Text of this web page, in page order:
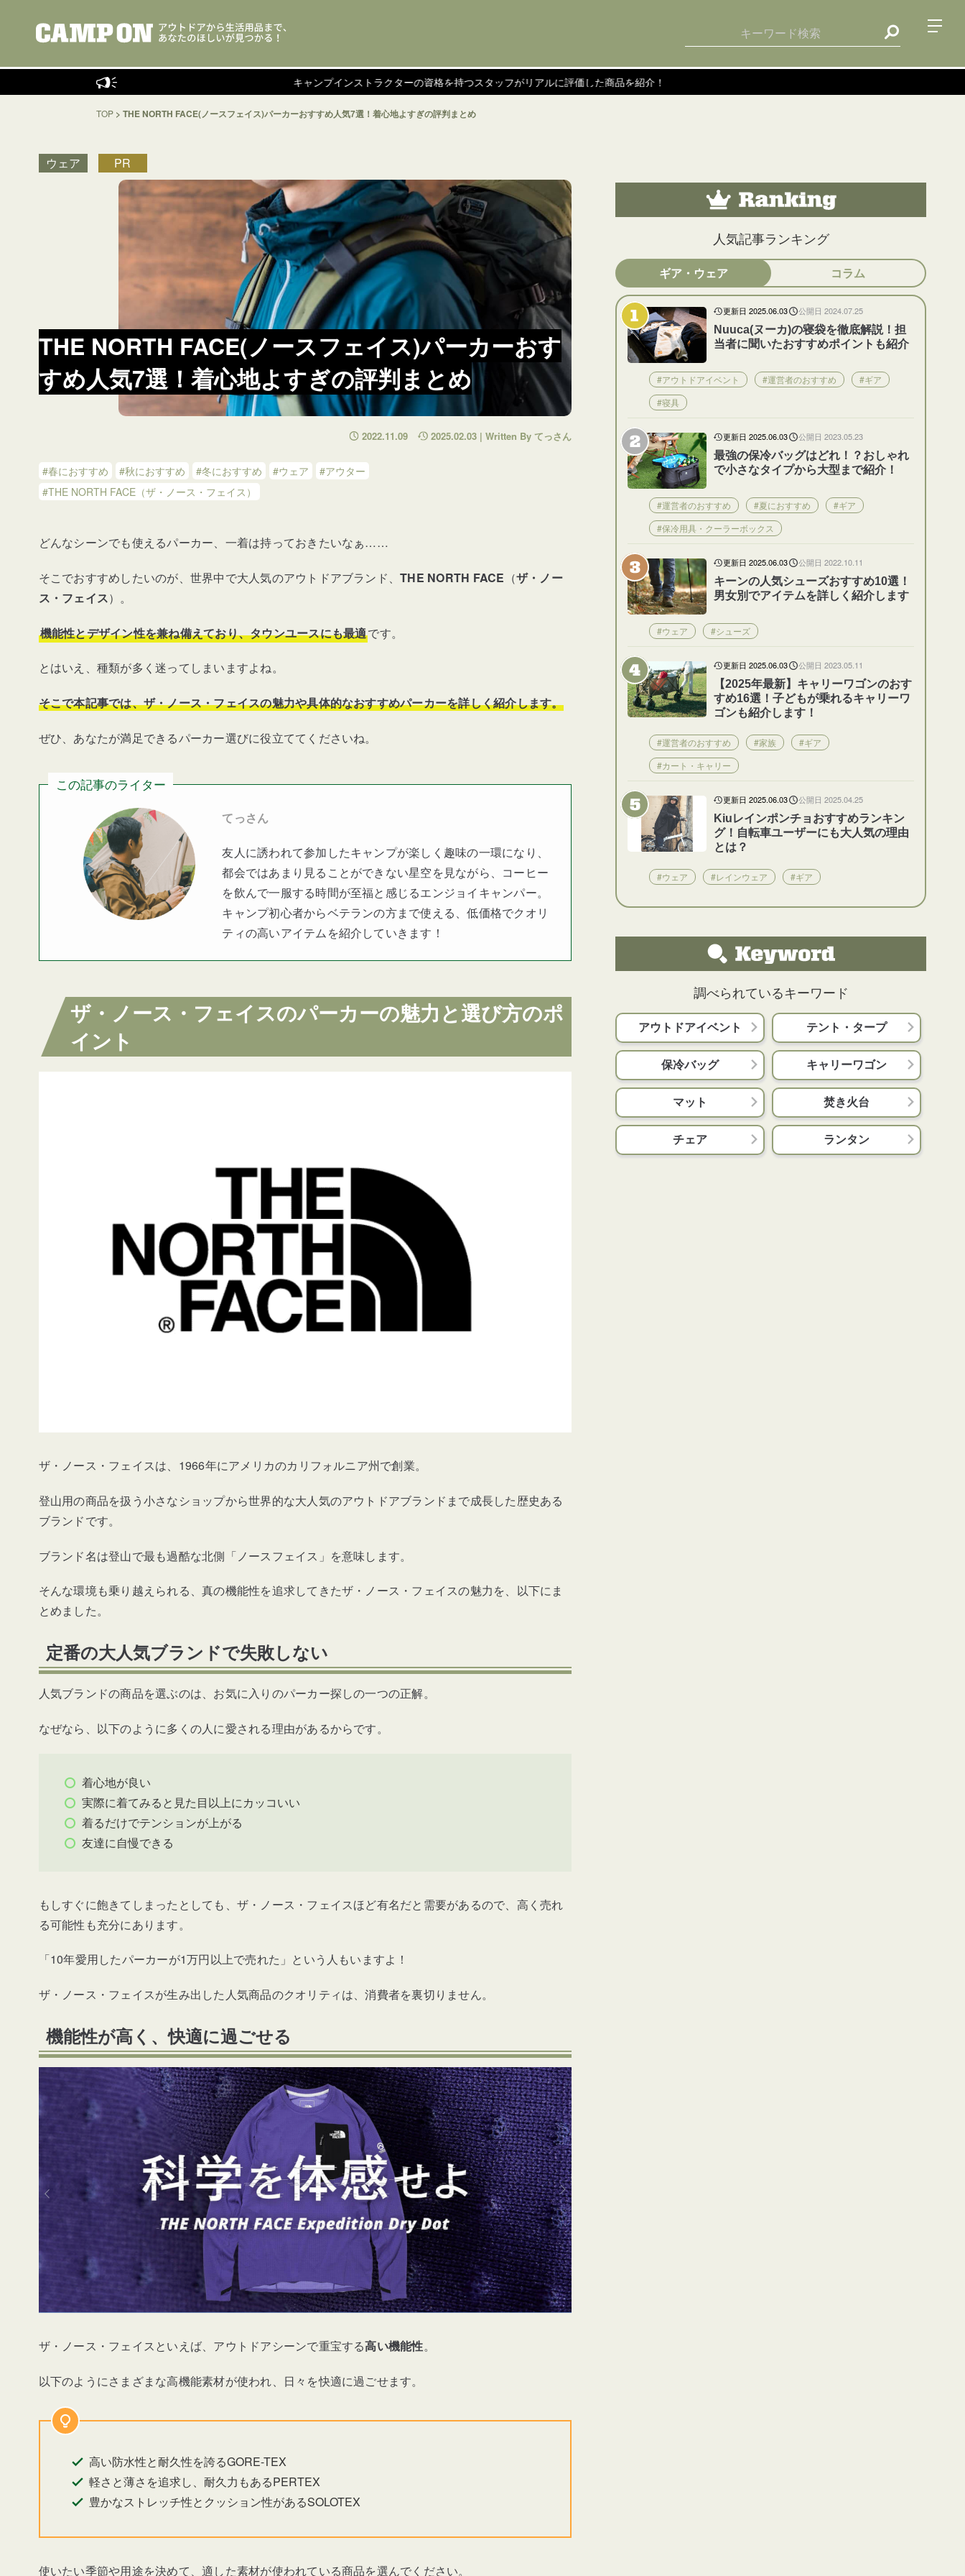
キャンプインストラクターの資格を持つスタッフがリアルに評価した商品を紹介！
TOP >THE NORTH FACE(ノースフェイス)パーカーおすすめ人気7選！着心地よすぎの評判まとめ
ウェア PR
THE NORTH FACE(ノースフェイス)パーカーおす
すめ人気7選！着心地よすぎの評判まとめ
2022.11.09 2025.02.03 | Written By てっさん
#春におすすめ #秋におすすめ #冬におすすめ #ウェア
#アウター
#THE NORTH FACE（ザ・ノース・フェイス）
どんなシーンでも使えるパーカー、一着は持っておきたいなぁ……
そこでおすすめしたいのが、世界中で大人気のアウトドアブランド、THE NORTH FACE （ザ・ノー
ス・フェイス）。
機能性とデザイン性を兼ね備えており、タウンユースにも最適です。
とはいえ、種類が多く迷ってしまいますよね。
そこで本記事では、ザ・ノース・フェイスの魅力や具体的なおすすめパーカーを詳しく紹介します。
ぜひ、あなたが満足できるパーカー選びに役立ててくださいね。
この記事のライター
てっさん
友人に誘われて参加したキャンプが楽しく趣味の一環になり、
都会ではあまり見ることができない星空を見ながら、コーヒー
を飲んで一服する時間が至福と感じるエンジョイキャンパー。
キャンプ初心者からベテランの方まで使える、低価格でクオリ
ティの高いアイテムを紹介していきます！
ザ・ノース・フェイスのパーカーの魅力と選び方のポ
イント
ザ・ノース・フェイスは、1966年にアメリカのカリフォルニア州で創業。
登山用の商品を扱う小さなショップから世界的な大人気のアウトドアブランドまで成長した歴史ある
ブランドです。
ブランド名は登山で最も過酷な北側「ノースフェイス」を意味します。
そんな環境も乗り越えられる、真の機能性を追求してきたザ・ノース・フェイスの魅力を、以下にま
とめました。
定番の大人気ブランドで失敗しない
人気ブランドの商品を選ぶのは、お気に入りのパーカー探しの一つの正解。
なぜなら、以下のように多くの人に愛される理由があるからです。
着心地が良い
実際に着てみると見た目以上にカッコいい
着るだけでテンションが上がる
友達に自慢できる
もしすぐに飽きてしまったとしても、ザ・ノース・フェイスほど有名だと需要があるので、高く売れ
る可能性も充分にあります。
「10年愛用したパーカーが1万円以上で売れた」という人もいますよ！
ザ・ノース・フェイスが生み出した人気商品のクオリティは、消費者を裏切りません。
機能性が高く、快適に過ごせる
ザ・ノース・フェイスといえば、アウトドアシーンで重宝する高い機能性。
以下のようにさまざまな高機能素材が使われ、日々を快適に過ごせます。
高い防水性と耐久性を誇るGORE-TEX
軽さと薄さを追求し、耐久力もあるPERTEX
豊かなストレッチ性とクッション性があるSOLOTEX
使いたい季節や用途を決めて、適した素材が使われている商品を選んでください。
人気記事ランキング
ギア・ウェア コラム
更新日 2025.06.03 公開日 2024.07.25
Nuuca(ヌーカ)の寝袋を徹底解説！担
当者に聞いたおすすめポイントも紹介
#アウトドアイベント #運営者のおすすめ
#ギア
#寝具
更新日 2025.06.03 公開日 2023.05.23
最強の保冷バッグはどれ！？おしゃれ
で小さなタイプから大型まで紹介！
#運営者のおすすめ #夏におすすめ
#ギア
#保冷用具・クーラーボックス
更新日 2025.06.03 公開日 2022.10.11
キーンの人気シューズおすすめ10選！
男女別でアイテムを詳しく紹介します
#ウェア #シューズ
更新日 2025.06.03 公開日 2023.05.11
【2025年最新】キャリーワゴンのおす
すめ16選！子どもが乗れるキャリーワ
ゴンも紹介します！
#運営者のおすすめ #家族
#ギア
#カート・キャリー
更新日 2025.06.03 公開日 2025.04.25
Kiuレインポンチョおすすめランキン
グ！自転車ユーザーにも大人気の理由
とは？
#ウェア #レインウェア #ギア
調べられているキーワード
アウトドアイベント テント・タープ
保冷バッグ キャリーワゴン
マット 焚き火台
チェア ランタン